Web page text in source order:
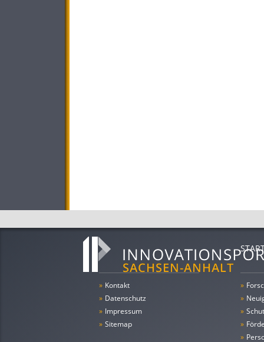
» Kontakt
» Datenschutz
» Impressum
» Sitemap
»
»
»
»
»